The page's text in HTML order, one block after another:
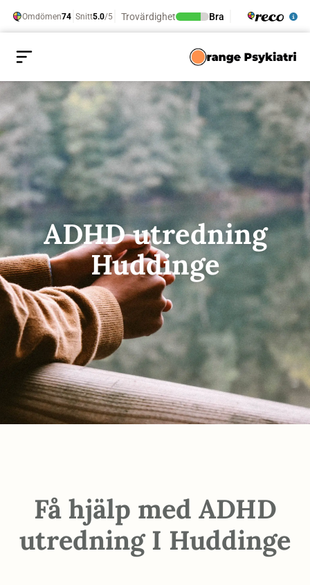
ADHD utredning
Huddinge
Få hjälp med ADHD
utredning I Huddinge